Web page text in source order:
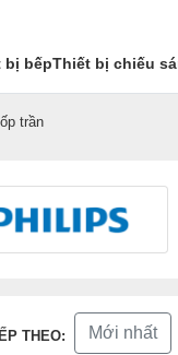
bị bếpThiết bị chiếu
trần
THEO: Mới nhất